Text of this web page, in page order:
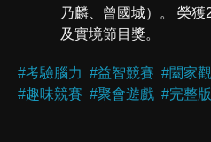
乃麟、曾國城）。 榮
及實境節目獎。
#考驗腦力 #益智競賽 #闔家
#趣味競賽 #聚會遊戲 #完整版